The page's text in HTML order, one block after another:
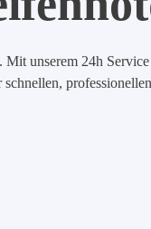
unserem 24h